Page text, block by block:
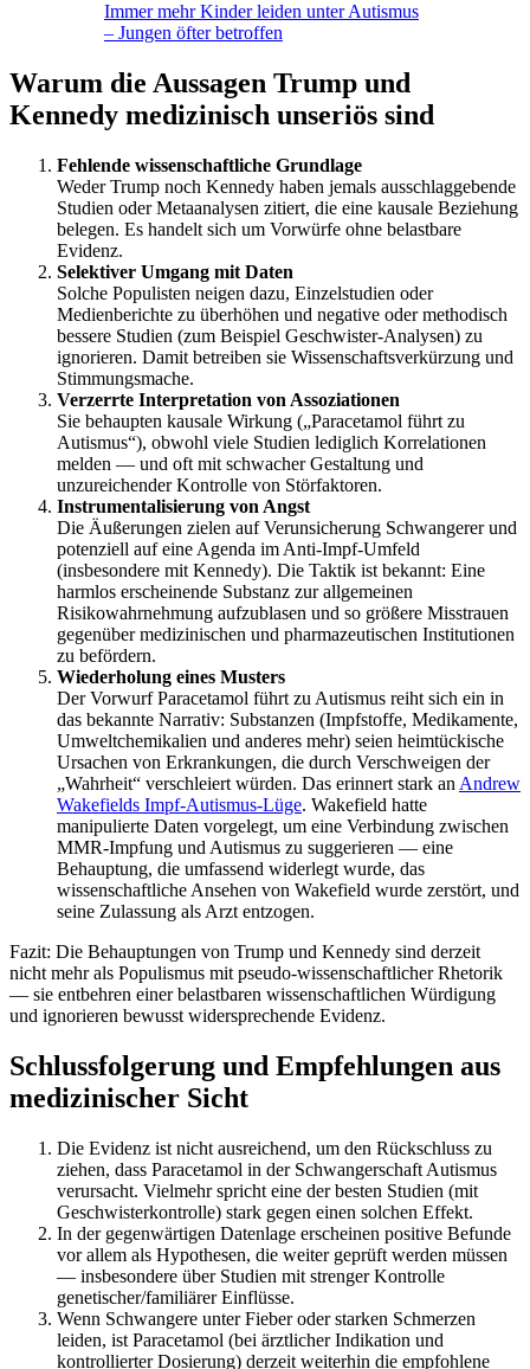
Immer mehr Kinder leiden unter Autismus
– Jungen öfter betroffen
Warum die Aussagen Trump und
Kennedy medizinisch unseriös sind
Fehlende wissenschaftliche Grundlage
Weder Trump noch Kennedy haben jemals ausschlaggebende
Studien oder Metaanalysen zitiert, die eine kausale Beziehung
belegen. Es handelt sich um Vorwürfe ohne belastbare
Evidenz.
Selektiver Umgang mit Daten
Solche Populisten neigen dazu, Einzelstudien oder
Medienberichte zu überhöhen und negative oder methodisch
bessere Studien (zum Beispiel Geschwister-Analysen) zu
ignorieren. Damit betreiben sie Wissenschaftsverkürzung und
Stimmungsmache.
Verzerrte Interpretation von Assoziationen
Sie behaupten kausale Wirkung („Paracetamol führt zu
Autismus“), obwohl viele Studien lediglich Korrelationen
melden — und oft mit schwacher Gestaltung und
unzureichender Kontrolle von Störfaktoren.
Instrumentalisierung von Angst
Die Äußerungen zielen auf Verunsicherung Schwangerer und
potenziell auf eine Agenda im Anti-Impf-Umfeld
(insbesondere mit Kennedy). Die Taktik ist bekannt: Eine
harmlos erscheinende Substanz zur allgemeinen
Risikowahrnehmung aufzublasen und so größere Misstrauen
gegenüber medizinischen und pharmazeutischen Institutionen
zu befördern.
Wiederholung eines Musters
Der Vorwurf Paracetamol führt zu Autismus reiht sich ein in
das bekannte Narrativ: Substanzen (Impfstoffe, Medikamente,
Umweltchemikalien und anderes mehr) seien heimtückische
Ursachen von Erkrankungen, die durch Verschweigen der
„Wahrheit“ verschleiert würden. Das erinnert stark an Andrew
Wakefields Impf-Autismus-Lüge. Wakefield hatte
manipulierte Daten vorgelegt, um eine Verbindung zwischen
MMR-Impfung und Autismus zu suggerieren — eine
Behauptung, die umfassend widerlegt wurde, das
wissenschaftliche Ansehen von Wakefield wurde zerstört, und
seine Zulassung als Arzt entzogen.
Fazit: Die Behauptungen von Trump und Kennedy sind derzeit
nicht mehr als Populismus mit pseudo-wissenschaftlicher Rhetorik
— sie entbehren einer belastbaren wissenschaftlichen Würdigung
und ignorieren bewusst widersprechende Evidenz.
Schlussfolgerung und Empfehlungen aus
medizinischer Sicht
Die Evidenz ist nicht ausreichend, um den Rückschluss zu
ziehen, dass Paracetamol in der Schwangerschaft Autismus
verursacht. Vielmehr spricht eine der besten Studien (mit
Geschwisterkontrolle) stark gegen einen solchen Effekt.
In der gegenwärtigen Datenlage erscheinen positive Befunde
vor allem als Hypothesen, die weiter geprüft werden müssen
— insbesondere über Studien mit strenger Kontrolle
genetischer/familiärer Einflüsse.
Wenn Schwangere unter Fieber oder starken Schmerzen
leiden, ist Paracetamol (bei ärztlicher Indikation und
kontrollierter Dosierung) derzeit weiterhin die empfohlene